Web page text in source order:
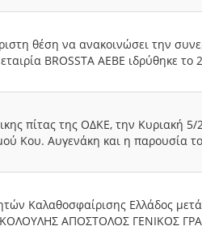
θέση να ανακοινώσει την
BROSSTA ΑΕΒΕ ιδρύθηκε το
πίτας της ΟΔΚΕ, την Κυριακή
Κου. Αυγενάκη και η παρουσία
Καλαθοσφαίρισης Ελλάδος μετά
ΑΠΟΣΤΟΛΟΣ ΓΕΝΙΚΟΣ